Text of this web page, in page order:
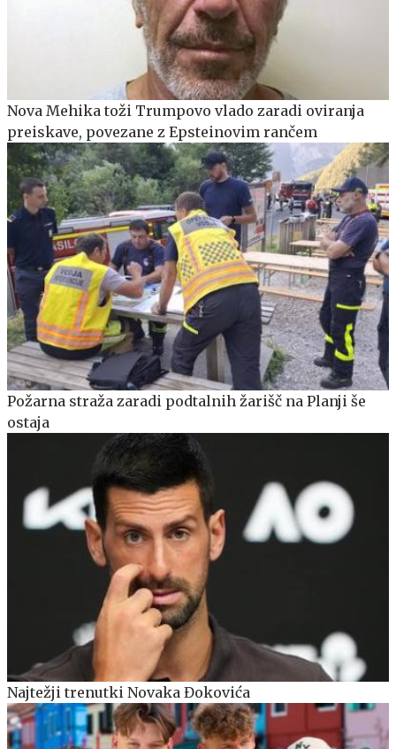
Nova Mehika toži Trumpovo vlado zaradi oviranja
preiskave, povezane z Epsteinovim rančem
Požarna straža zaradi podtalnih žarišč na Planji še
ostaja
Najtežji trenutki Novaka Đokovića